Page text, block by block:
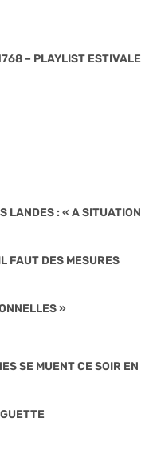
– PLAYLIST ESTIVALE
LANDES : « A SITUATION
FAUT DES MESURES
»
SE MUENT CE SOIR EN